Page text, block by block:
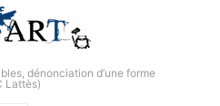
dénonciation d’une forme
Lattès)